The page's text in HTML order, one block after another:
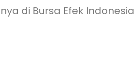
di Bursa Efek Indonesia